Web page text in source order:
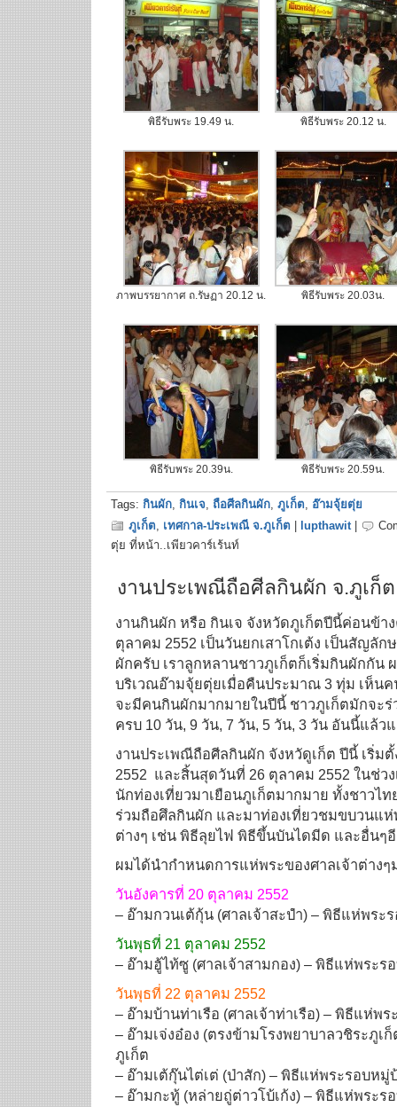
พิธีรับพระ 19.49 น. พิธีรับพระ 20.12 น.
ภาพบรรยากาศ ถ.รัษฏา 20.12 น. พิธีรับพระ 20.03น.
พิธีรับพระ 20.39น. พิธีรับพระ 20.59น.
Tags: กินผัก, กินเจ, ถือศีลกินผัก, ภูเก็ต, อ๊ามจุ้ยตุ่ย
ภูเก็ต, เทศกาล-ประเพณี จ.ภูเก็ต lupthawit|
ตุ่ย ที่หน้า..เพียวคาร์เร้นท์
งานประเพณีถือศีลกินผัก จ.ภูเก็
งานกินผัก หรือ กินเจ จังหวัดภูเก็ตปีนี้ค่อนข้า
ตุลาคม 2552 เป็นวันยกเสาโกเต้ง เป็นสัญลั
ผักครับ เราลูกหลานชาวภูเก็ตก็เริ่มกินผักกัน
บริเวณอ๊ามจุ้ยตุ่ยเมื่อคืนประมาณ 3 ทุ่ม เห็นค
จะมีคนกินผักมากมายในปีนี้ ชาวภูเก็ตมักจะ
ครบ 10 วัน, 9 วัน, 7 วัน, 5 วัน, 3 วัน อันนี้แล้
งานประเพณีถือศีลกินผัก จังหวัดูเก็ต ปีนี้ เริ่ม
2552 และสิ้นสุดวันที่ 26 ตุลาคม 2552 ในช่ว
นักท่องเที่ยวมาเยือนภูเก็ตมากมาย ทั้งชาวไ
ร่วมถือศึลกินผัก และมาท่องเที่ยวชมขบวนแ
ต่างๆ เช่น พิธีลุยไฟ พิธีขึ้นบันไดมีด และอื่นๆ
ผมได้นำกำหนดการแห่พระของศาลเจ้าต่าง
วันอังคารที่ 20 ตุลาคม 2552
– อ๊ามกวนเต้กุ้น (ศาลเจ้าสะปำ) – พิธีแห่พระ
วันพุธที่ 21 ตุลาคม 2552
– อ๊ามฮู้ไท้ซู (ศาลเจ้าสามกอง) – พิธีแห่พระร
วันพุธที่ 22 ตุลาคม 2552
– อ๊ามบ้านท่าเรือ (ศาลเจ้าท่าเรือ) – พิธีแห่พร
– อ๊ามเจ่งอ๋อง (ตรงข้ามโรงพยาบาลวชิระภูเ
ภูเก็ต
– อ๊ามเต้กุ๊นไต่เต่ (ป่าสัก) – พิธีแห่พระรอบห
– อ๊ามกะทู้ (หล่ายถู่ต่าวโบ้เก้ง) – พิธีแห่พระร